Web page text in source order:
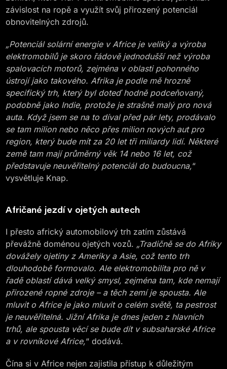
závislost na ropě a využít svůj přirozený potenciál
obnovitelných zdrojů.
„Potenciál solární energie v Africe je veliký a výroba
elektromobilů je skoro řádově jednodušší než výroba
spalovacích motorů, zejména v oblasti pohonného
ústrojí jako takového. Afrika je podle mě hrozně
specifický trh, který byl doteď hodně podceňovaný,
podobně jako Indie, protože je strašně malý pro nová
auta. Když jsem se na to díval před pár lety, prodávalo
se tam milion nebo něco přes milion nových aut pro
region, který bude mít za 20 let tři miliardy lidí. Některé
země tam mají průměrný věk 14 nebo 16 let, což
představuje neuvěřitelný potenciál do budoucna,“
vysvětluje Knap.
Afričané jezdí v ojetých autech
I přesto africký automobilový trh zatím zůstává
převážně doménou ojetých vozů. „Tradičně se do Afriky
dovážely ojetiny z Ameriky a Asie, což tento trh
dlouhodobě formovalo. Ale elektromobilita pro ně v
řadě oblastí dává velký smysl, zejména tam, kde nemají
přirozené ropné zdroje – a těch zemí je spousta. Ale
mluvit o Africe je jako mluvit o celém světě, ta pestrost
je neuvěřitelná. Jižní Afrika je dnes jeden z hlavních
trhů, ale spousta věcí se bude dít v subsaharské Africe
a v rovníkové Africe,“ dodává.
Čína si v Africe nejen zajistila přístup k důležitým